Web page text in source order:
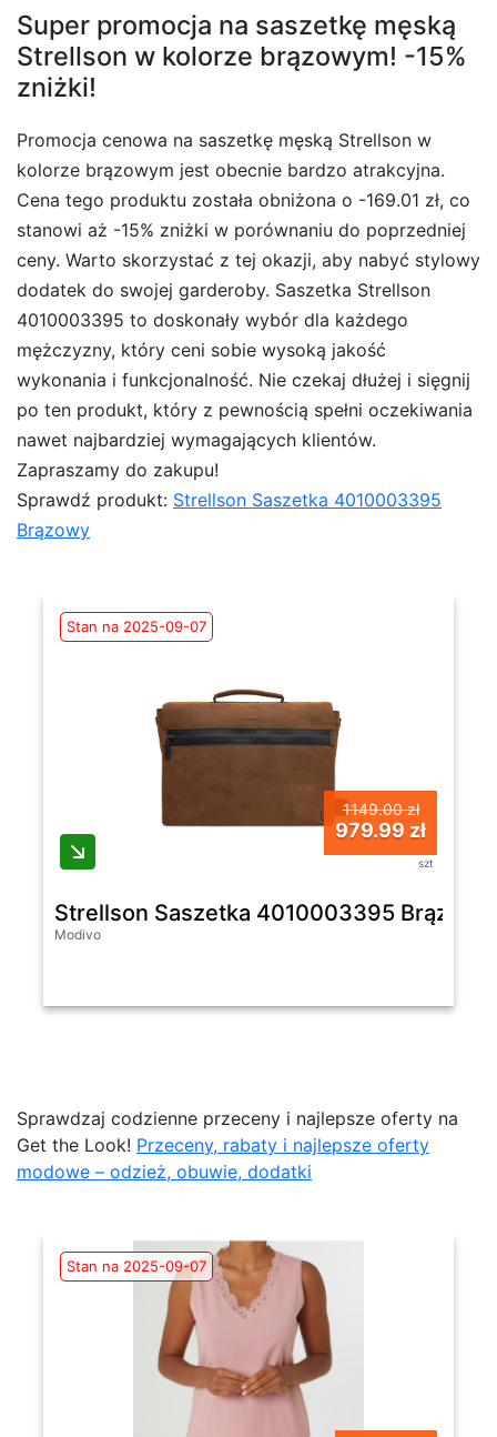
Super promocja na saszetkę męską
Strellson w kolorze brązowym! -15%
zniżki!
Promocja cenowa na saszetkę męską Strellson w
kolorze brązowym jest obecnie bardzo atrakcyjna.
Cena tego produktu została obniżona o -169.01 zł, co
stanowi aż -15% zniżki w porównaniu do poprzedniej
ceny. Warto skorzystać z tej okazji, aby nabyć stylowy
dodatek do swojej garderoby. Saszetka Strellson
4010003395 to doskonały wybór dla każdego
mężczyzny, który ceni sobie wysoką jakość
wykonania i funkcjonalność. Nie czekaj dłużej i sięgnij
po ten produkt, który z pewnością spełni oczekiwania
nawet najbardziej wymagających klientów.
Zapraszamy do zakupu!
Sprawdź produkt: Strellson Saszetka 4010003395
Brązowy
Stan na 2025-09-07
1149.00 zł
979.99 zł
szt
Strellson Saszetka 4010003395 Brązowy
Modivo
Sprawdzaj codzienne przeceny i najlepsze oferty na
Get the Look! Przeceny, rabaty i najlepsze oferty
modowe – odzież, obuwie, dodatki
Stan na 2025-09-07